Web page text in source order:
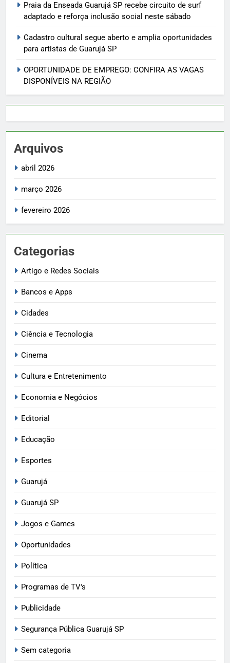
Praia da Enseada Guarujá SP recebe circuito de surf
adaptado e reforça inclusão social neste sábado
Cadastro cultural segue aberto e amplia oportunidades
para artistas de Guarujá SP
OPORTUNIDADE DE EMPREGO: CONFIRA AS VAGAS
DISPONÍVEIS NA REGIÃO
Arquivos
abril 2026
março 2026
fevereiro 2026
Categorias
Artigo e Redes Sociais
Bancos e Apps
Cidades
Ciência e Tecnologia
Cinema
Cultura e Entretenimento
Economia e Negócios
Editorial
Educação
Esportes
Guarujá
Guarujá SP
Jogos e Games
Oportunidades
Política
Programas de TV's
Publicidade
Segurança Pública Guarujá SP
Sem categoria